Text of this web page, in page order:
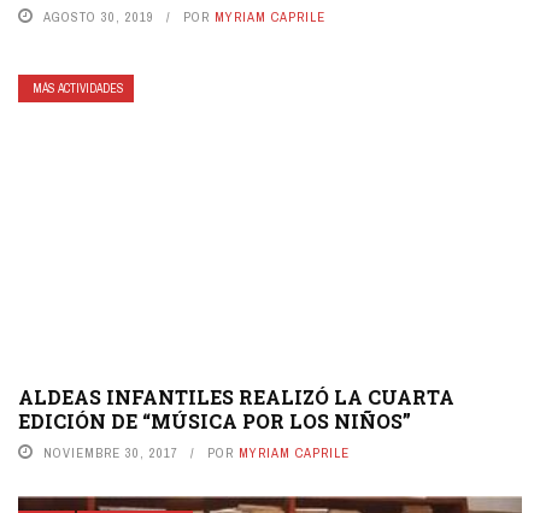
AGOSTO 30, 2019 POR MYRIAM CAPRILE
MÁS ACTIVIDADES
ALDEAS INFANTILES REALIZÓ LA CUARTA
EDICIÓN DE “MÚSICA POR LOS NIÑOS”
NOVIEMBRE 30, 2017 POR MYRIAM CAPRILE